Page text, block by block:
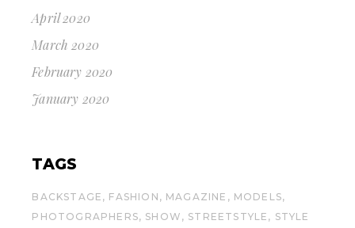
April 2020
March 2020
February 2020
January 2020
TAGS
BACKSTAGE FASHION MAGAZINE
MODELS
PHOTOGRAPHERS
SHOW STREETSTYLE STYLE